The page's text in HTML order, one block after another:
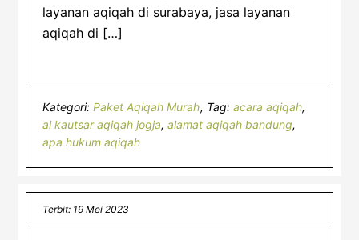
layanan aqiqah di surabaya, jasa layanan
aqiqah di […]
Kategori:Paket Aqiqah Murah Tag:acara aqiqah,
al kautsar aqiqah jogja,alamat aqiqah bandung,
apa hukum aqiqah
Terbit: 19 Mei 2023